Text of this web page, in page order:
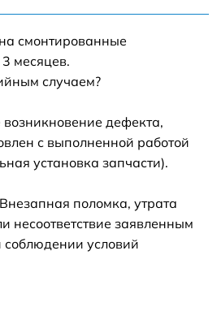
смонтированные
месяцев.
случаем?
дефекта,
с выполненной работой
установка запчасти).
поломка, утрата
несоответствие заявленным
условий